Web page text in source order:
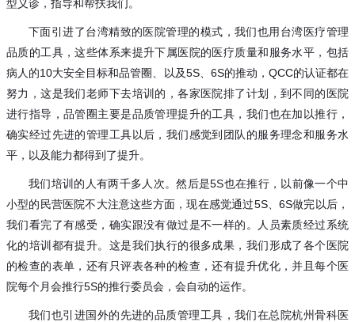
型义诊，指导和帮扶我们。
下面引进了台湾精致的医院管理的模式，我们也用台湾医疗管理
品质的工具，这些体系来提升下属医院的医疗质量和服务水平，包括
病人的10大安全目标和品管圈、以及5S、6S的推动，QCC的认证都在
努力，这是我们老师下去培训的，各家医院排了计划，到不同的医院
进行指导，品管圈主要是品质管理提升的工具，我们也在加以推行，
确实经过先进的管理工具以后，我们感觉到团队的服务理念和服务水
平，以及能力都得到了提升。
我们培训的人有两千多人次。然后是5S也在推行，以前像一个中
小型的民营医院不大注意这些方面，现在感觉通过5S、6S做完以后，
我们看完了有感受，确实跟没有做过是不一样的。人员素质经过系统
化的培训都有提升。这是我们执行的很多成果，我们形成了各个医院
的检查的表单，还有只评表各种的检查，还有提升优化，并且每个医
院每个月会推行5S的推行委员会，会自动的运作。
我们也引进国外的先进的品质管理工具，我们在总院杭州骨科医